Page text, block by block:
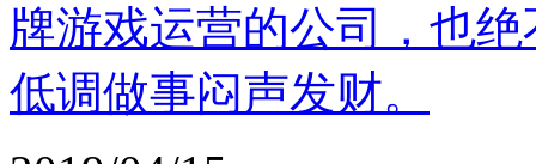
牌游戏运营的公司，也
低调做事闷声发财。